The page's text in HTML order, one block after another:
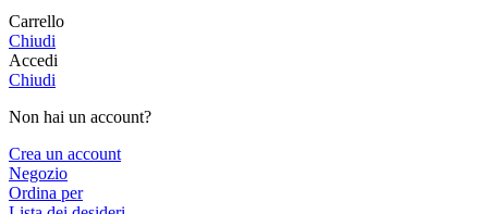
Carrello
Chiudi
Accedi
Chiudi
Non hai un account?
Crea un account
Negozio
Ordina per